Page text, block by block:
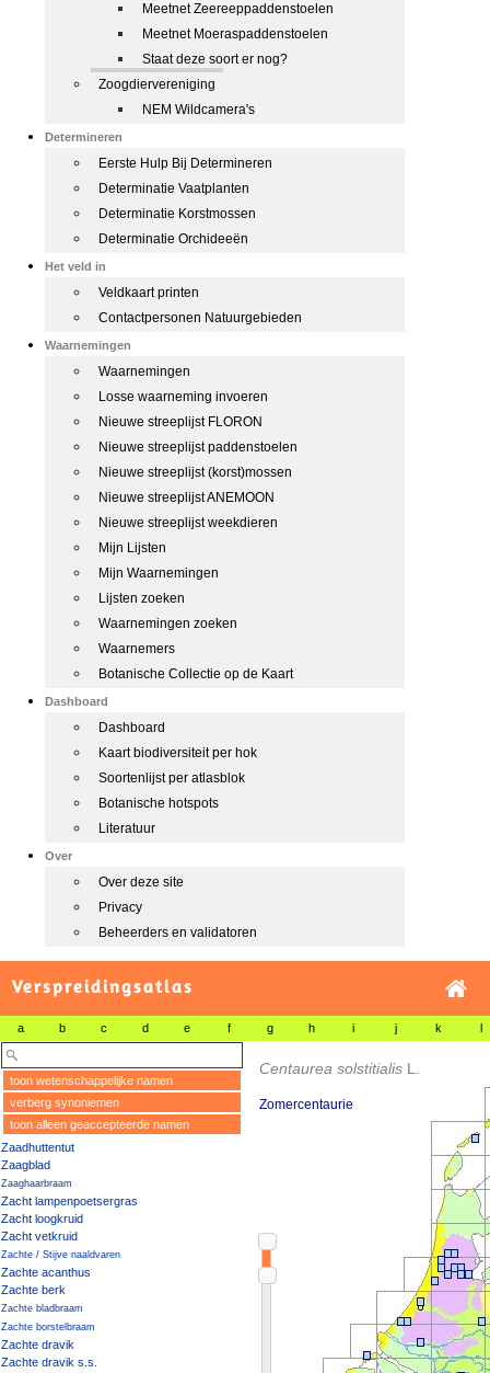
Meetnet Zeereeppaddenstoelen
Meetnet Moeraspaddenstoelen
Staat deze soort er nog?
Zoogdiervereniging
NEM Wildcamera's
Determineren
Eerste Hulp Bij Determineren
Determinatie Vaatplanten
Determinatie Korstmossen
Determinatie Orchideeën
Het veld in
Veldkaart printen
Contactpersonen Natuurgebieden
Waarnemingen
Waarnemingen
Losse waarneming invoeren
Nieuwe streeplijst FLORON
Nieuwe streeplijst paddenstoelen
Nieuwe streeplijst (korst)mossen
Nieuwe streeplijst ANEMOON
Nieuwe streeplijst weekdieren
Mijn Lijsten
Mijn Waarnemingen
Lijsten zoeken
Waarnemingen zoeken
Waarnemers
Botanische Collectie op de Kaart
Dashboard
Dashboard
Kaart biodiversiteit per hok
Soortenlijst per atlasblok
Botanische hotspots
Literatuur
Over
Over deze site
Privacy
Beheerders en validatoren
Verspreidingsatlas
a b c d e f g h i j k l
toon wetenschappelijke namen
verberg synoniemen
toon alleen geaccepteerde namen
Zaadhuttentut
Zaagblad
Zaaghaarbraam
Zacht lampenpoetsergras
Zacht loogkruid
Zacht vetkruid
Zachte / Stijve naaldvaren
Zachte acanthus
Zachte berk
Zachte bladbraam
Zachte borstelbraam
Zachte dravik
Zachte dravik s.s.
Centaurea solstitialis L.
Zomercentaurie